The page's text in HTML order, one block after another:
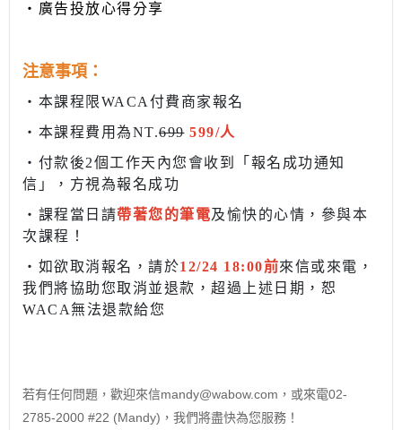
・廣告投放心得分享
注意事項：
・本課程限WACA付費商家報名
・本課程費用為NT.699 599/人
・付款後2個工作天內您會收到「報名成功通知
信」，方視為報名成功
・課程當日請帶著您的筆電及愉快的心情，參與本
次課程！
・如欲取消報名，請於12/24 18:00前來信或來電，
我們將協助您取消並退款，超過上述日期，恕
WACA無法退款給您
若有任何問題，歡迎來信mandy@wabow.com， 或來電02-
2785-2000 #22 (Mandy)，我們將盡快為您服務！